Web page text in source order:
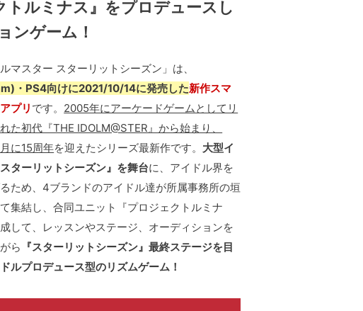
ルミナス』をプロデュースし
ンゲーム！
ルマスター スターリットシーズン」は、
・PS4向けに2021/10/14に発売した新作スマ
プリ です。 2005年にアーケードゲームとしてリ
た初代『THE IDOLM@STER』から始まり、
に15周年を迎えたシリーズ最新作です。 大型イ
ターリットシーズン』を舞台に、アイドル界を
ため、4ブランドのアイドル達が所属事務所の垣
集結し、合同ユニット『プロジェクトルミナ
して、レッスンやステージ、オーディションを
ら 『スターリットシーズン』最終ステージを目
ルプロデュース型のリズムゲーム！